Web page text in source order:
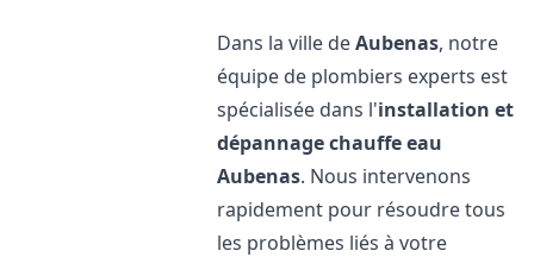
Dans la ville deAubenas, notre
équipe de plombiers experts est
spécialisée dans l'installation et
dépannage chauffe eau
Aubenas. Nous intervenons
rapidement pour résoudre tous
les problèmes liés à votre